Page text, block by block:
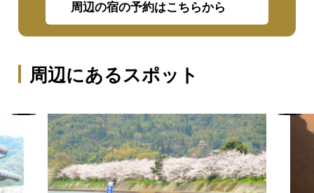
周辺の宿の予約はこちらから
周辺にあるスポット